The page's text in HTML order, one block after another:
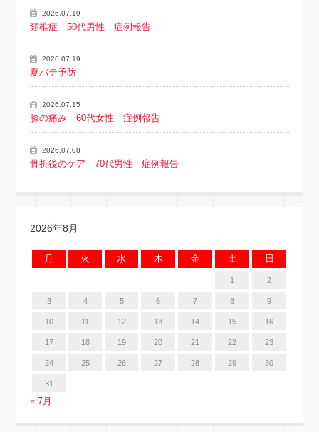
2026.07.19
頸椎症 50代男性 症例報告
2026.07.19
夏バテ予防
2026.07.15
膝の痛み 60代女性 症例報告
2026.07.08
骨折後のケア 70代男性 症例報告
2026年8月
月 火 水 木 金 土 日
1 2
3 4 5 6 7 8 9
10 11 12 13 14 15 16
17 18 19 20 21 22 23
24 25 26 27 28 29 30
31
« 7月